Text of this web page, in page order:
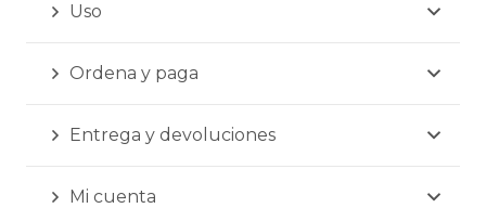
Uso
Ordena y paga
Entrega y devoluciones
Mi cuenta